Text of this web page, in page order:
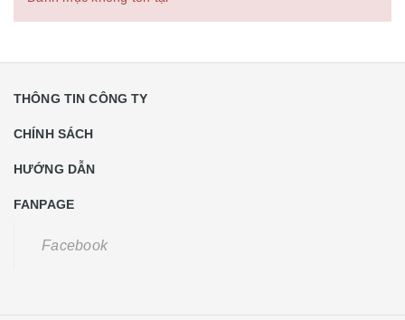
THÔNG TIN CÔNG TY
CHÍNH SÁCH
HƯỚNG DẪN
FANPAGE
Facebook